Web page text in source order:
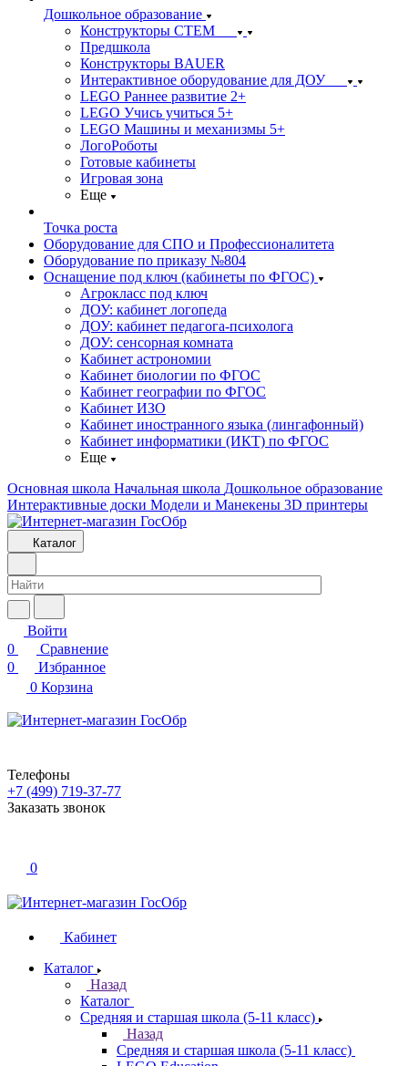
Дошкольное образование
Конструкторы СТЕМ
Предшкола
Конструкторы BAUER
Интерактивное оборудование для ДОУ
LEGO Раннее развитие 2+
LEGO Учись учиться 5+
LEGO Машины и механизмы 5+
ЛогоРоботы
Готовые кабинеты
Игровая зона
Еще
Точка роста
Оборудование для СПО и Профессионалитета
Оборудование по приказу №804
Оснащение под ключ (кабинеты по ФГОС)
Агрокласс под ключ
ДОУ: кабинет логопеда
ДОУ: кабинет педагога-психолога
ДОУ: сенсорная комната
Кабинет астрономии
Кабинет биологии по ФГОС
Кабинет географии по ФГОС
Кабинет ИЗО
Кабинет иностранного языка (лингафонный)
Кабинет информатики (ИКТ) по ФГОС
Еще
Основная школа Начальная школа Дошкольное образование
Интерактивные доски Модели и Манекены 3D принтеры
Каталог
Войти
0
Сравнение
0
Избранное
0 Корзина
Телефоны
+7 (499) 719-37-77
Заказать звонок
0
Кабинет
Каталог
Назад
Каталог
Средняя и старшая школа (5-11 класс)
Назад
Средняя и старшая школа (5-11 класс)